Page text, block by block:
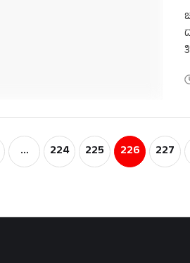
… 224 225 226 227